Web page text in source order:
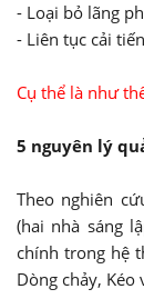
- Loại bỏ lãng
- Liên tục cải
Cụ thể là như
5 nguyên lý
Theo nghiên
(hai nhà sáng
chính trong hệ
Dòng chảy, Kéo